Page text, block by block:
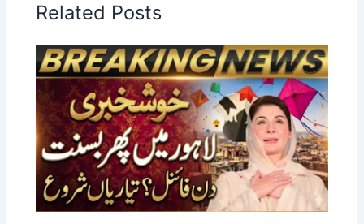
Related Posts